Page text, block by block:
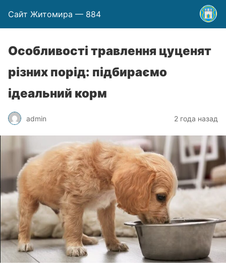
Сайт Житомира — 884
Особливості травлення цуценят
різних порід: підбираємо
ідеальний корм
admin 2 года назад